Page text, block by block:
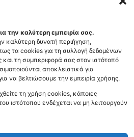
την καλύτερη εμπειρία σας.
καλύτερη δυνατή περιήγηση,
τα cookies για τη συλλογή δεδομένων
τη συμπεριφορά σας στον ιστότοπό
αποκλειστικά για
να βελτιώσουμε την εμπειρία χρήσης.
τη χρήση cookies, κάποιες
ιστότοπου ενδέχεται να μη λειτουργούν